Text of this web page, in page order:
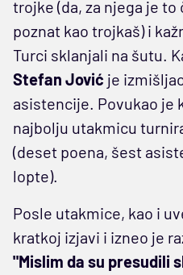
trojke (da, za njega je
poznat kao trojkaš) i
Turci sklanjali na šutu.
Stefan Jović je
asistencije. Povukao je
najbolju utakmicu
(deset poena, šest
lopte).
Posle utakmice, kao i
kratkoj izjavi i izneo je
"Mislim da su presudili